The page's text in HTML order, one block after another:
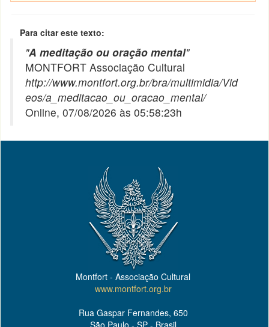
Para citar este texto:
"A meditação ou oração mental"
MONTFORT Associação Cultural
http://www.montfort.org.br/bra/multimidia/Vid
eos/a_meditacao_ou_oracao_mental/
Online, 07/08/2026 às 05:58:23h
Montfort - Associação Cultural
www.montfort.org.br
Rua Gaspar Fernandes, 650
São Paulo - SP - Brasil